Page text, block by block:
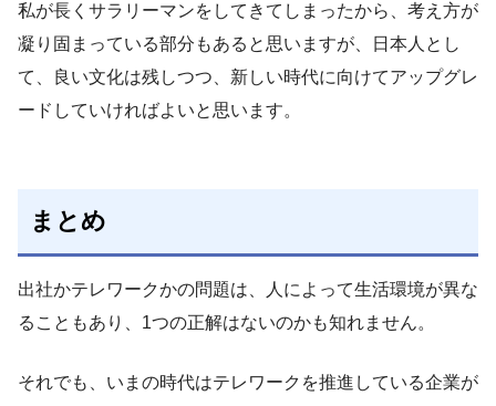
私が長くサラリーマンをしてきてしまったから、考え方が
凝り固まっている部分もあると思いますが、日本人とし
て、良い文化は残しつつ、新しい時代に向けてアップグレ
ードしていければよいと思います。
まとめ
出社かテレワークかの問題は、人によって生活環境が異な
ることもあり、1つの正解はないのかも知れません。
それでも、いまの時代はテレワークを推進している企業が